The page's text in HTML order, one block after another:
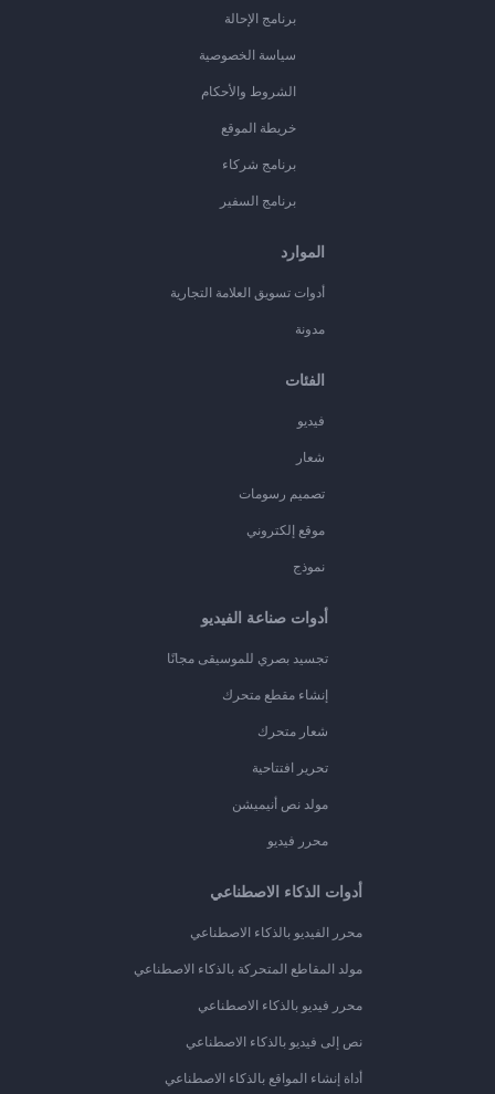
برنامج الإحالة
سياسة الخصوصية
الشروط والأحكام
خريطة الموقع
برنامج شركاء
برنامج السفير
الموارد
أدوات تسويق العلامة التجارية
مدونة
الفئات
فيديو
شعار
تصميم رسومات
موقع إلكتروني
نموذج
أدوات صناعة الفيديو
تجسيد بصري للموسيقى مجانًا
إنشاء مقطع متحرك
شعار متحرك
تحرير افتتاحية
مولد نص أنيميشن
محرر فيديو
أدوات الذكاء الاصطناعي
محرر الفيديو بالذكاء الاصطناعي
مولد المقاطع المتحركة بالذكاء الاصطناعي
محرر فيديو بالذكاء الاصطناعي
نص إلى فيديو بالذكاء الاصطناعي
أداة إنشاء المواقع بالذكاء الاصطناعي